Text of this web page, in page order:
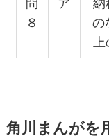
問
８
ア
納
の
上
角川まんがを